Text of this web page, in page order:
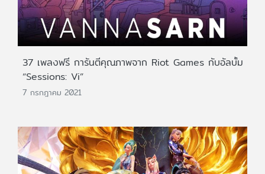
37 เพลงฟรี การันตีคุณภาพจาก Riot Games กับอัลบั้ม
“Sessions: Vi”
7 กรกฎาคม 2021